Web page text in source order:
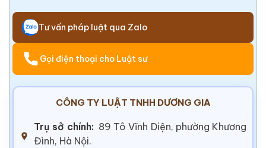
Tư vấn pháp luật qua Zalo
Gọi điện thoại cho Luật sư
CÔNG TY LUẬT TNHH DƯƠNG GIA
Trụ sở chính: 89 Tô Vĩnh Diện, phường Khương
Đình, Hà Nội.